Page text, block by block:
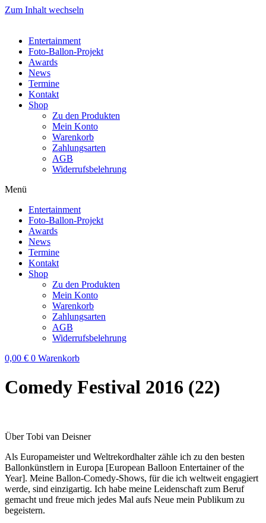
Zum Inhalt wechseln
Entertainment
Foto-Ballon-Projekt
Awards
News
Termine
Kontakt
Shop
Zu den Produkten
Mein Konto
Warenkorb
Zahlungsarten
AGB
Widerrufsbelehrung
Menü
Entertainment
Foto-Ballon-Projekt
Awards
News
Termine
Kontakt
Shop
Zu den Produkten
Mein Konto
Warenkorb
Zahlungsarten
AGB
Widerrufsbelehrung
0,00 € 0 Warenkorb
Comedy Festival 2016 (22)
Über Tobi van Deisner
Als Europameister und Weltrekordhalter zähle ich zu den besten
Ballonkünstlern in Europa [European Balloon Entertainer of the
Year]. Meine Ballon-Comedy-Shows, für die ich weltweit engagiert
werde, sind einzigartig. Ich habe meine Leidenschaft zum Beruf
gemacht und freue mich jedes Mal aufs Neue mein Publikum zu
begeistern.